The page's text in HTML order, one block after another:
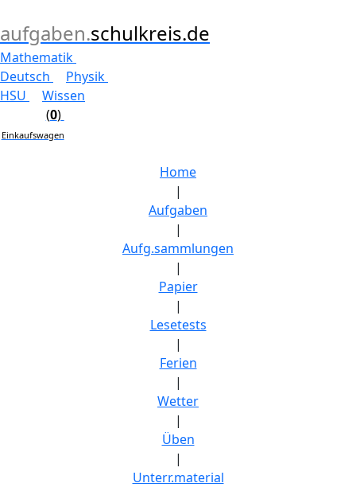
aufgaben.schulkreis.de
Mathematik
Deutsch
Physik
HSU
Wissen
(0)
Einkaufswagen
Home
|
Aufgaben
|
Aufg.sammlungen
|
Papier
|
Lesetests
|
Ferien
|
Wetter
|
Üben
|
Unterr.material